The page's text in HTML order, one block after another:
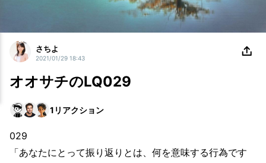
さちよ
2021/01/29 18:43
オオサチのLQ029
1 リアクション
029
「あなたにとって振り返りとは、何を意味する行為です